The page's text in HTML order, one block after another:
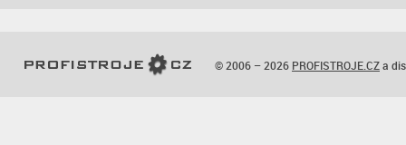
© 2006 – 2026 PROFISTROJE.CZa